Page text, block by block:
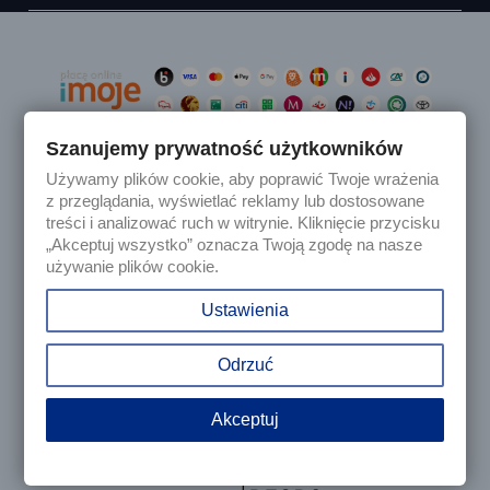
Produkty 
Nasza firma 
© 2025 - Sklep internetowy Tomczesci.pl. Wszelkie prawa
Szanujemy prywatność użytkowników
Używamy plików cookie, aby poprawić Twoje wrażenia
z przeglądania, wyświetlać reklamy lub dostosowane
treści i analizować ruch w witrynie. Kliknięcie przycisku
„Akceptuj wszystko” oznacza Twoją zgodę na nasze
używanie plików cookie.
Ustawienia
Odrzuć
Akceptuj